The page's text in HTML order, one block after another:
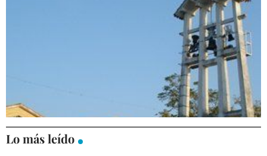
GALERÍAS
La parcela del convento carmelita pasa a
tener uso residencial
ECONOMÍA25/07/2012
Lo más leído